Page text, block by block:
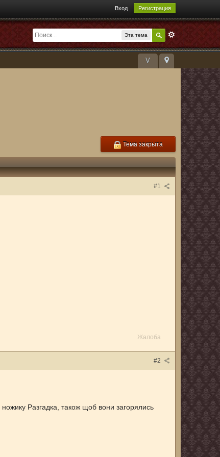
Вход Регистрация
Эта тема
V
Тема закрыта
#1
Жалоба
#2
Разгадка, також щоб вони загорялись